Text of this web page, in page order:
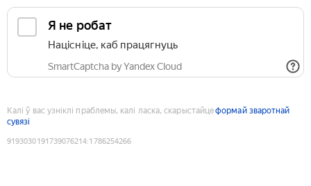
Я не робат
Націсніце, каб працягнуць
SmartCaptcha by Yandex Cloud
Калі ў вас узніклі праблемы, калі ласка, скарыстайцеформай зваротнай
сувязі
9193030191739076214:1786254266